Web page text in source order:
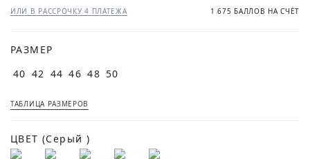
ИЛИ В РАССРОЧКУ 4 ПЛАТЕЖА 1 675 БАЛЛОВ НА СЧЁТ
РАЗМЕР
40 42 44 46 48 50
ТАБЛИЦА РАЗМЕРОВ
ЦВЕТ (Серый )